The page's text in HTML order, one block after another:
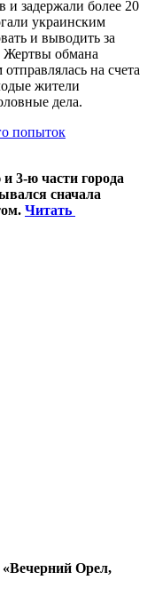
и задержали более 20
украинским
и выводить за
Жертвы обмана
на счета
жители
дела.
попыток
3-ю части города
сначала
Читать
«Вечерний Орел,